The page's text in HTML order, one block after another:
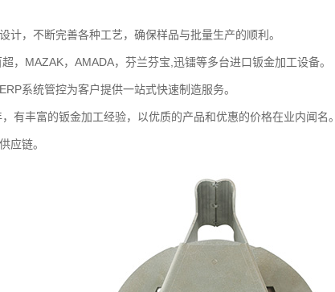
计，不断完善各种工艺，确保样品与批量生产的顺利。
，MAZAK，AMADA，芬兰芬宝,迅镭等多台进口钣金加工设备。
系统管控为客户提供一站式快速制造服务。
有丰富的钣金加工经验，以优质的产品和优惠的价格在业内闻名。
应链。